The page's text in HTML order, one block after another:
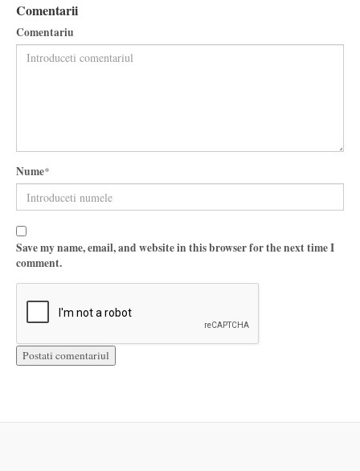
Comentarii
Comentariu
Nume*
Save my name, email, and website in this browser for the next time I
comment.